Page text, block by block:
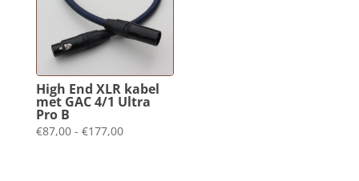
High End XLR kabel
met GAC 4/1 Ultra
Pro B
€87,00 - €177,00Prijsklasse: